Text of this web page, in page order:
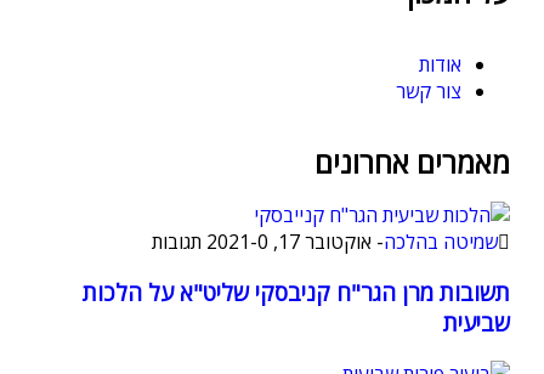
אודות
צור קשר
מאמרים אחרונים
שמיטה בהלכה- אוקטובר 17, 2021 -0 תגובות
תשובות מרן הגר"ח קניבסקי שליט"א על הלכות
שביעית